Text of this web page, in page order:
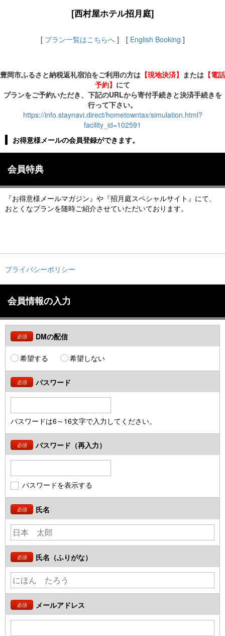
[西村屋ホテル招月庭]
[ プラン一覧はこちらへ] [ English Booking ]
豊岡市ふるさと納税返礼宿泊をご利用の方は 【現地決済】 または 【電話
予約】 にて
プランをご予約いただき、下記のURLから寄付手続きと決済手続きを
行って下さい。
https://info.staynavi.direct/hometowntax/simulation.html?
facility_id=102591
お得意様メールの会員登録ができます。
会員特典
『お得意様メールマガジン』や『招月庭スペシャルサイト』にて、
おとくなプランを随時ご紹介させていただいております。
プライバシーポリシー
会員情報の入力
必須 DMの配信
希望する 希望しない
必須 パスワード
パスワードは6～16文字で入力してください。
必須 パスワード（再入力）
パスワードを表示する
必須 氏名
必須 氏名（ふりがな）
必須 メールアドレス